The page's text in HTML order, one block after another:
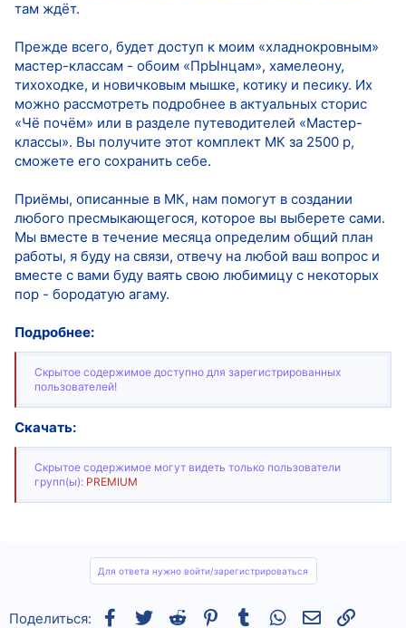
там ждёт.
Прежде всего, будет доступ к моим «хладнокровным»
мастер-классам - обоим «ПрЫнцам», хамелеону,
тихоходке, и новичковым мышке, котику и песику. Их
можно рассмотреть подробнее в актуальных сторис
«Чё почём» или в разделе путеводителей «Мастер-
классы». Вы получите этот комплект МК за 2500 р,
сможете его сохранить себе.
Приёмы, описанные в МК, нам помогут в создании
любого пресмыкающегося, которое вы выберете сами.
Мы вместе в течение месяца определим общий план
работы, я буду на связи, отвечу на любой ваш вопрос и
вместе с вами буду ваять свою любимицу с некоторых
пор - бородатую агаму.
Подробнее:
Скрытое содержимое доступно для зарегистрированных
пользователей!
Скачать:
Скрытое содержимое могут видеть только пользователи
групп(ы): PREMIUM
Для ответа нужно войти/зарегистрироваться
Поделиться: Facebook
TwitterReddit Pinterest
Tumblr WhatsAppСсылка